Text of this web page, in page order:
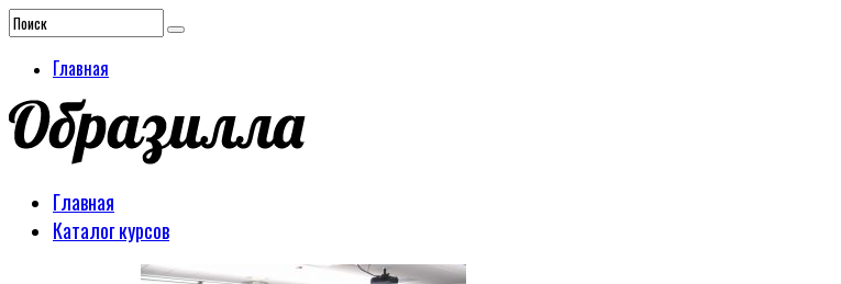
Главная
Главная
Каталог курсов